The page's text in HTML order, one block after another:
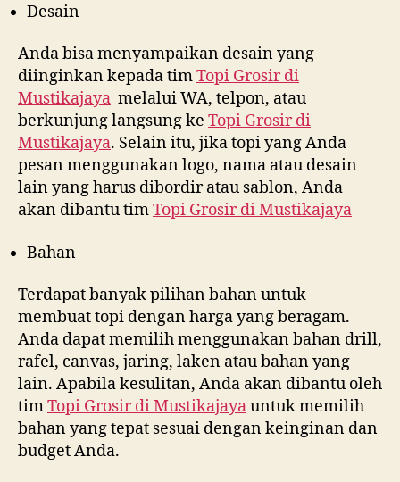
Desain
Anda bisa menyampaikan desain yang
diinginkan kepada timTopi Grosir di
Mustikajaya melalui WA, telpon, atau
berkunjung langsung ke Topi Grosir di
Mustikajaya. Selain itu, jika topi yang Anda
pesan menggunakan logo, nama atau desain
lain yang harus dibordir atau sablon, Anda
akan dibantu timTopi Grosir diMustikajaya
Bahan
Terdapat banyak pilihan bahan untuk
membuat topi dengan harga yang beragam.
Anda dapat memilih menggunakan bahan drill,
rafel, canvas, jaring, laken atau bahan yang
lain. Apabila kesulitan, Anda akan dibantu oleh
timTopi Grosir diMustikajayauntuk memilih
bahan yang tepat sesuai dengan keinginan dan
budget Anda.